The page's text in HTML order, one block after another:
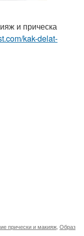
и прическа
kak-delat-
прически и макияж Образ